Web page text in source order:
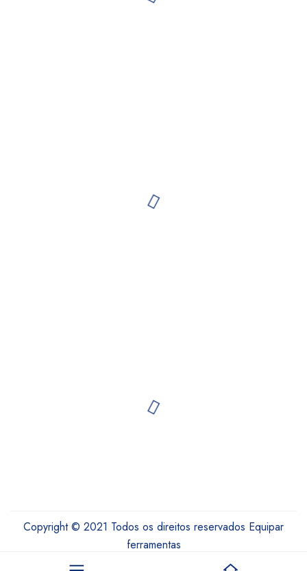
Copyright © 2021 Todos os direitos reservados Equipar
ferramentas